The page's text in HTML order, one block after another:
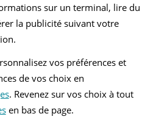
une
automobile ?
devis MAAF
sur un terminal, lire du
la publicité suivant votre
vos préférences et
de vos choix en
. Revenez sur vos choix à tout
en bas de page.